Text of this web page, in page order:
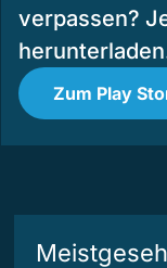
verpassen?
Zum Play